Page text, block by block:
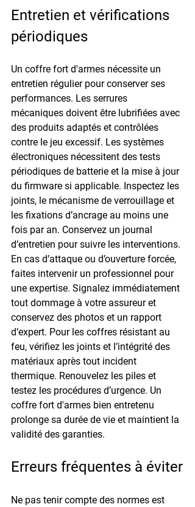
Entretien et vérifications
périodiques
Un coffre fort d'armes nécessite un
entretien régulier pour conserver ses
performances. Les serrures
mécaniques doivent être lubrifiées avec
des produits adaptés et contrôlées
contre le jeu excessif. Les systèmes
électroniques nécessitent des tests
périodiques de batterie et la mise à jour
du firmware si applicable. Inspectez les
joints, le mécanisme de verrouillage et
les fixations d’ancrage au moins une
fois par an. Conservez un journal
d’entretien pour suivre les interventions.
En cas d’attaque ou d’ouverture forcée,
faites intervenir un professionnel pour
une expertise. Signalez immédiatement
tout dommage à votre assureur et
conservez des photos et un rapport
d’expert. Pour les coffres résistant au
feu, vérifiez les joints et l’intégrité des
matériaux après tout incident
thermique. Renouvelez les piles et
testez les procédures d’urgence. Un
coffre fort d'armes bien entretenu
prolonge sa durée de vie et maintient la
validité des garanties.
Erreurs fréquentes à éviter
Ne pas tenir compte des normes est